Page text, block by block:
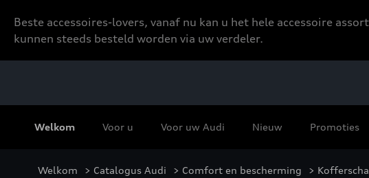
Beste accessoires-lovers, vanaf nu kan u het hele accessoire
kunnen steeds besteld worden via uw verdeler.
Welkom Voor u Voor uw Audi Nieuw Promoties
Welkom > Catalogus Audi > Comfort en bescherming >